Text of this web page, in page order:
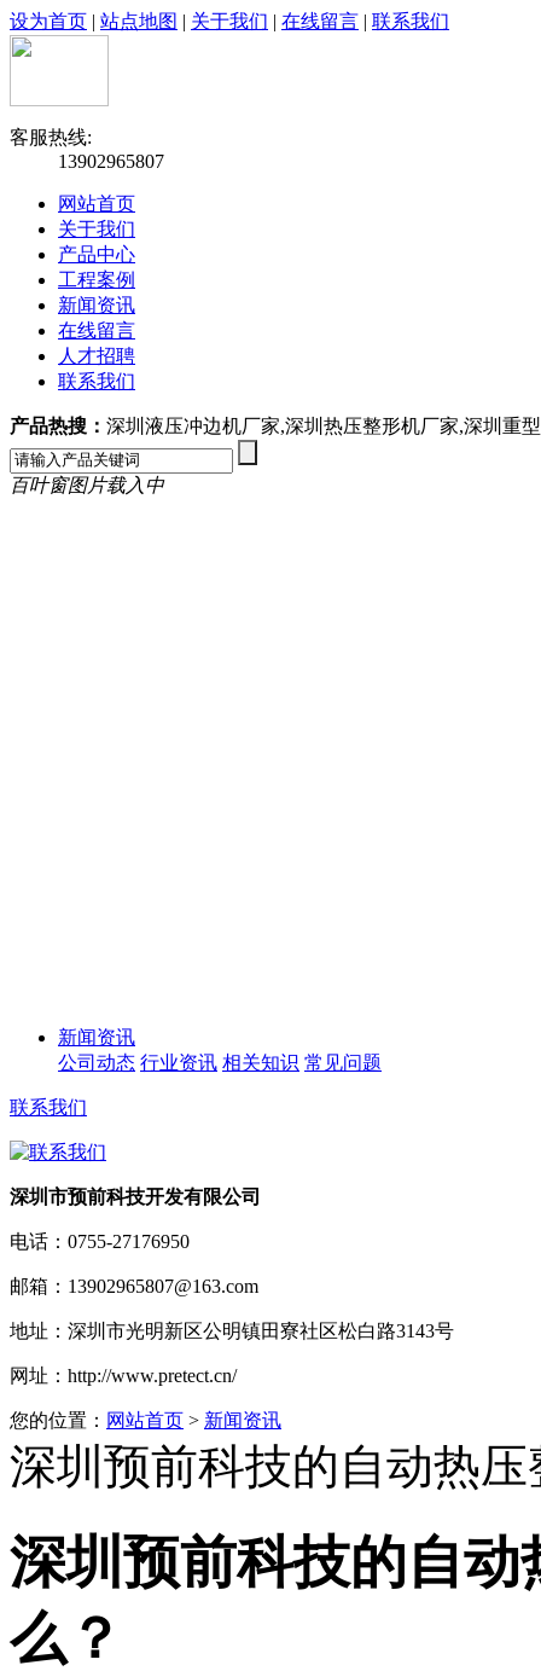
设为首页 | 站点地图 | 关于我们 | 在线留言 | 联系我们
客服热线:
13902965807
网站首页
关于我们
产品中心
工程案例
新闻资讯
在线留言
人才招聘
联系我们
产品热搜： 深圳液压冲边机厂家,深圳热压整形机厂家,深圳重
百叶窗图片载入中
新闻资讯
公司动态 行业资讯 相关知识 常见问题
联系我们
深圳市预前科技开发有限公司
电话： 0755-27176950
邮箱： 13902965807@163.com
地址： 深圳市光明新区公明镇田寮社区松白路3143号
网址： http://www.pretect.cn/
您的位置： 网站首页 > 新闻资讯
深圳预前科技的自动热
深圳预前科技的自
么？